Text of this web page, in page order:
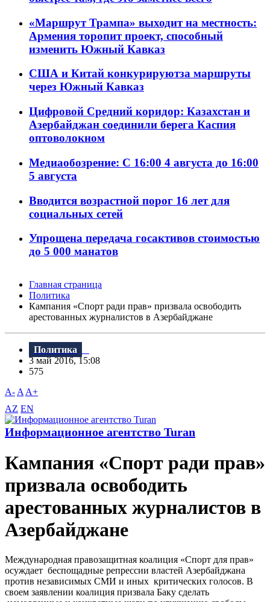
«Маршрут Трампа» выходит на местность:
Армения торопит проект, способный
изменить Южный Кавказ
США и Китай конкурируютза маршруты
через Южный Кавказ
Цифровой Средний коридор: Казахстан и
Азербайджан соединили берега Каспия
оптоволокном
Медиаобозрение: С 16:00 4 августа до 16:00
5 августа
Вводится возрастной порог 16 лет для
социальных сетей
Упрощена передача госактивов стоимостью
до 5 000 манатов
Главная страница
Политика
Кампания «Спорт ради прав» призвала освободить
арестованных журналистов в Азербайджане
Политика
3 май 2016, 15:08
575
A- A A+
AZ EN
Информационное агентство Turan
Кампания «Спорт ради прав»
призвала освободить
арестованных журналистов в
Азербайджане
Международная правозащитная коалиция «Спорт для прав»
осуждает беспощадные репрессии властей Азербайджана
против независимых СМИ и иных критических голосов. В
своем заявлении коалиция призвала Баку сделать